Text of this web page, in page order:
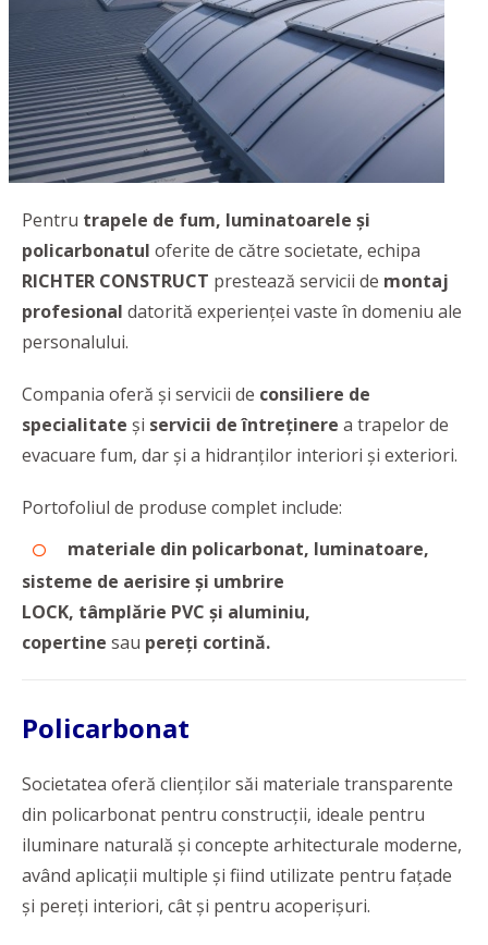
Pentru trapele de fum, luminatoarele şi
policarbonatul oferite de către societate, echipa
RICHTER CONSTRUCT prestează servicii de montaj
profesional datorită experienţei vaste în domeniu ale
personalului.
Compania oferă și servicii de consiliere de
specialitate și servicii de întreținere a trapelor de
evacuare fum, dar și a hidranților interiori și exteriori.
Portofoliul de produse complet include:
materiale din policarbonat, luminatoare,
sisteme de aerisire și umbrire
LOCK, tâmplărie PVC și aluminiu,
copertine sau pereți cortină.
Policarbonat
Societatea oferă clienţilor săi materiale transparente
din policarbonat pentru construcţii, ideale pentru
iluminare naturală şi concepte arhitecturale moderne,
având aplicaţii multiple şi fiind utilizate pentru faţade
şi pereţi interiori, cât şi pentru acoperişuri.